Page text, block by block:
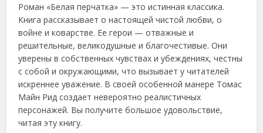
Роман «Белая перчатка» — это истинная классика.
Книга рассказывает о настоящей чистой любви, о
войне и коварстве. Ее герои — отважные и
решительные, великодушные и благочестивые. Они
уверены в собственных чувствах и убеждениях, честны
с собой и окружающими, что вызывает у читателей
искреннее уважение. В своей особенной манере Томас
Майн Рид создает невероятно реалистичных
персонажей. Вы получите большое удовольствие,
читая эту книгу.